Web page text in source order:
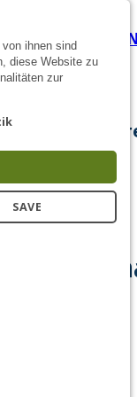
SEARCH EN
Public
ihnen sind
diese Website zu
zur
SAVE